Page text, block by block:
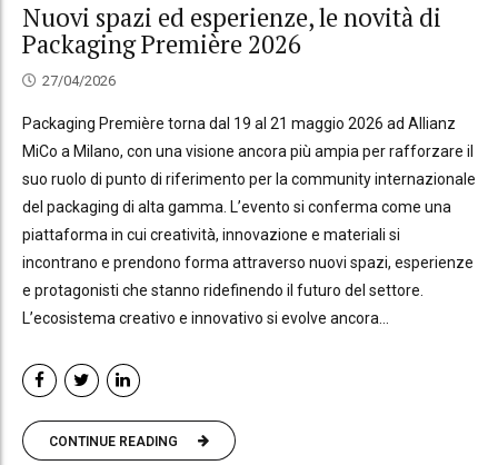
Nuovi spazi ed esperienze, le novità di
Packaging Première 2026
27/04/2026
Packaging Première torna dal 19 al 21 maggio 2026 ad Allianz
MiCo a Milano, con una visione ancora più ampia per rafforzare il
suo ruolo di punto di riferimento per la community internazionale
del packaging di alta gamma. L’evento si conferma come una
piattaforma in cui creatività, innovazione e materiali si
incontrano e prendono forma attraverso nuovi spazi, esperienze
e protagonisti che stanno ridefinendo il futuro del settore.
L’ecosistema creativo e innovativo si evolve ancora...
CONTINUE READING